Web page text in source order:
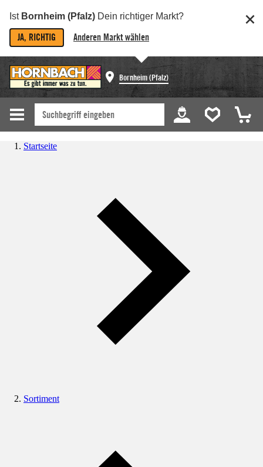
Ist Bornheim (Pfalz) Dein richtiger Markt?
JA, RICHTIG Anderen Markt wählen
Bornheim (Pfalz)
Startseite
Sortiment